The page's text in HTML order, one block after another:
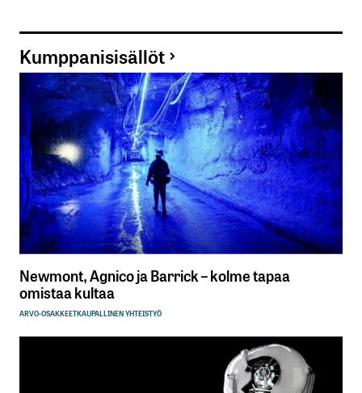
Kumppanisisällöt
Newmont, Agnico ja Barrick – kolme tapaa
omistaa kultaa
ARVO-OSAKKEETKAUPALLINEN YHTEISTYÖ